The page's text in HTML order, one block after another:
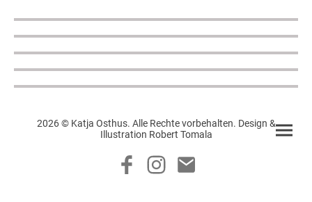
2026 © Katja Osthus. Alle Rechte vorbehalten. Design &
Illustration Robert Tomala